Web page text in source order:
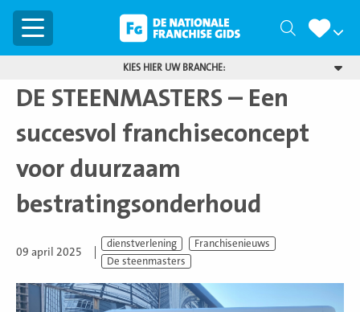
Menu Zoeken
KIES HIER UW BRANCHE:
DE STEENMASTERS – Een
succesvol franchiseconcept
voor duurzaam
bestratingsonderhoud
09 april 2025
dienstverlening
Franchisenieuws
De steenmasters